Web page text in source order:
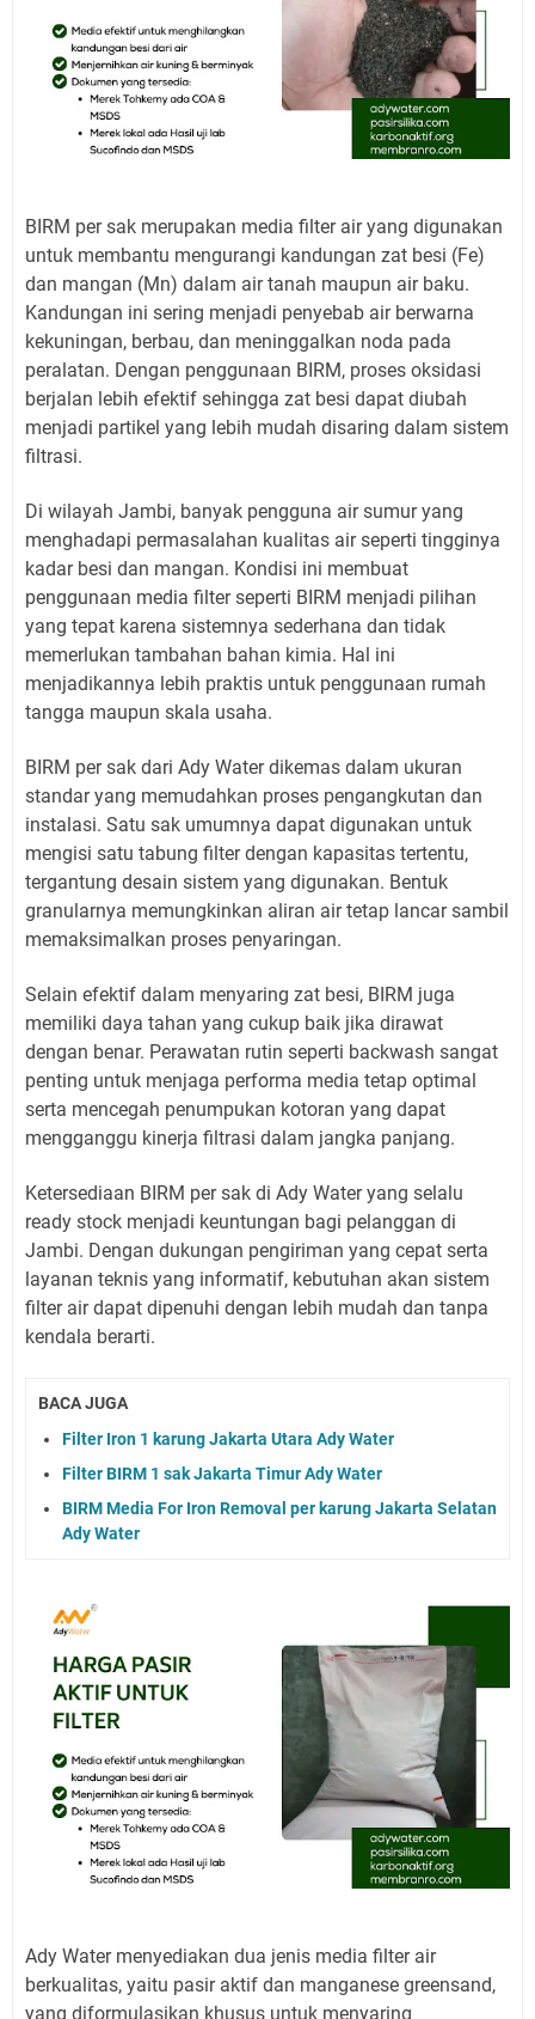
BIRM per sak merupakan media filter air yang digunakan
untuk membantu mengurangi kandungan zat besi (Fe)
dan mangan (Mn) dalam air tanah maupun air baku.
Kandungan ini sering menjadi penyebab air berwarna
kekuningan, berbau, dan meninggalkan noda pada
peralatan. Dengan penggunaan BIRM, proses oksidasi
berjalan lebih efektif sehingga zat besi dapat diubah
menjadi partikel yang lebih mudah disaring dalam sistem
filtrasi.
Di wilayah Jambi, banyak pengguna air sumur yang
menghadapi permasalahan kualitas air seperti tingginya
kadar besi dan mangan. Kondisi ini membuat
penggunaan media filter seperti BIRM menjadi pilihan
yang tepat karena sistemnya sederhana dan tidak
memerlukan tambahan bahan kimia. Hal ini
menjadikannya lebih praktis untuk penggunaan rumah
tangga maupun skala usaha.
BIRM per sak dari Ady Water dikemas dalam ukuran
standar yang memudahkan proses pengangkutan dan
instalasi. Satu sak umumnya dapat digunakan untuk
mengisi satu tabung filter dengan kapasitas tertentu,
tergantung desain sistem yang digunakan. Bentuk
granularnya memungkinkan aliran air tetap lancar sambil
memaksimalkan proses penyaringan.
Selain efektif dalam menyaring zat besi, BIRM juga
memiliki daya tahan yang cukup baik jika dirawat
dengan benar. Perawatan rutin seperti backwash sangat
penting untuk menjaga performa media tetap optimal
serta mencegah penumpukan kotoran yang dapat
mengganggu kinerja filtrasi dalam jangka panjang.
Ketersediaan BIRM per sak di Ady Water yang selalu
ready stock menjadi keuntungan bagi pelanggan di
Jambi. Dengan dukungan pengiriman yang cepat serta
layanan teknis yang informatif, kebutuhan akan sistem
filter air dapat dipenuhi dengan lebih mudah dan tanpa
kendala berarti.
BACA JUGA
Filter Iron 1 karung Jakarta Utara Ady Water
Filter BIRM 1 sak Jakarta Timur Ady Water
BIRM Media For Iron Removal per karung Jakarta Selatan
Ady Water
Ady Water menyediakan dua jenis media filter air
berkualitas, yaitu pasir aktif dan manganese greensand,
yang diformulasikan khusus untuk menyaring